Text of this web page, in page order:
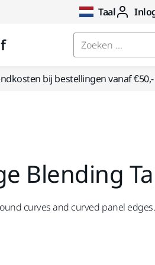
Taal
Zoeken ...
bij bestellingen vanaf
Blending
curves and curved panel edges.